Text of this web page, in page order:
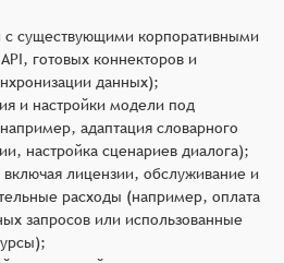
с существующими корпоративными
готовых коннекторов и
данных);
и настройки модели под
адаптация словарного
настройка сценариев диалога);
лицензии, обслуживание и
расходы (например, оплата
запросов или использованные